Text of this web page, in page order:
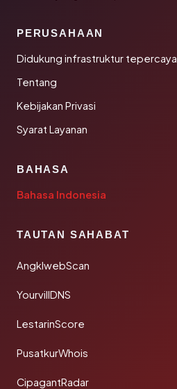
PERUSAHAAN
Didukung infrastruktur tepercaya
Tentang
Kebijakan Privasi
Syarat Layanan
BAHASA
Bahasa Indonesia
TAUTAN SAHABAT
AngklwebScan
YourvillDNS
LestarinScore
PusatkurWhois
CipagantRadar